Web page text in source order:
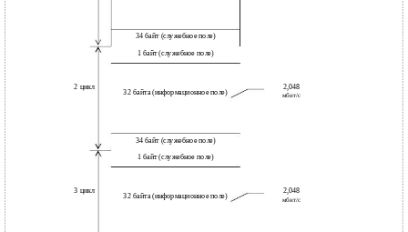
34 байт (служебное поле)
1 байт (служебное поле)
2 цикл
32 байта (информационное поле)
2,048
мбит/с
34 байт (служебное поле)
1 байт (служебное поле)
3 цикл
32 байта (информационное поле)
2,048
мбит/с